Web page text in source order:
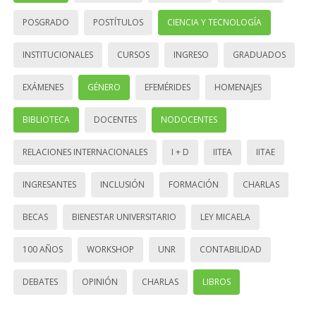
POSGRADO POSTÍTULOS CIENCIA Y TECNOLOGÍA
INSTITUCIONALES CURSOS INGRESO GRADUADOS
EXÁMENES GÉNERO EFEMÉRIDES HOMENAJES
BIBLIOTECA DOCENTES NODOCENTES
RELACIONES INTERNACIONALES I + D IITEA IITAE
INGRESANTES INCLUSIÓN FORMACIÓN CHARLAS
BECAS BIENESTAR UNIVERSITARIO LEY MICAELA
100 AÑOS WORKSHOP UNR CONTABILIDAD
DEBATES OPINIÓN CHARLAS LIBROS